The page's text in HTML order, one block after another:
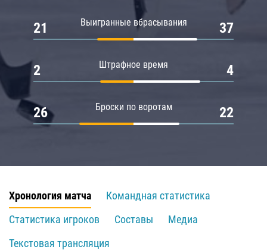
Выигранные вбрасывания
21 37
Штрафное время
2 4
Броски по воротам
26 22
Хронология матча
Командная статистика
Статистика игроков
Составы
Медиа
Текстовая трансляция